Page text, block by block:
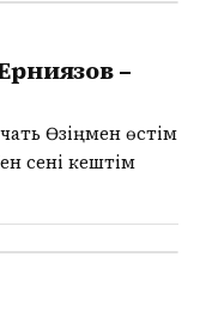
–
Өзіңмен өстім
сені кештім